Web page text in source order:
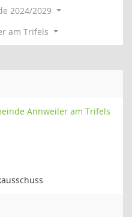
2024/2029
am Trifels
Annweiler am Trifels